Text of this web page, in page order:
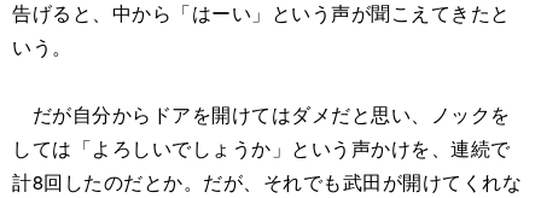
告げると、中から「はーい」という声が聞こえてきたと
いう。
だが自分からドアを開けてはダメだと思い、ノックを
しては「よろしいでしょうか」という声かけを、連続で
計8回したのだとか。だが、それでも武田が開けてくれな